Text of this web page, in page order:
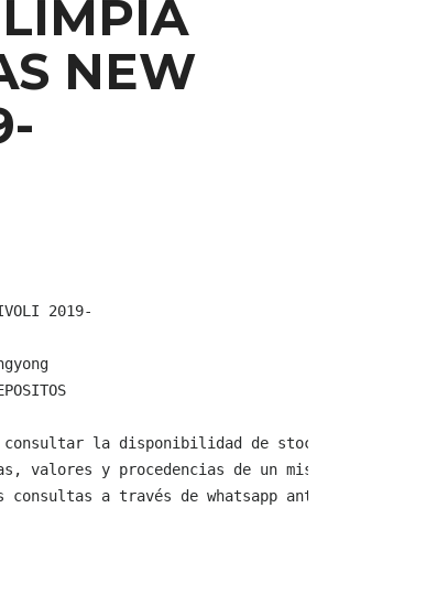
NEW
2019-
consultar la disponibilidad de stock y
valores y procedencias de un mismo producto.
a través de whatsapp antes de